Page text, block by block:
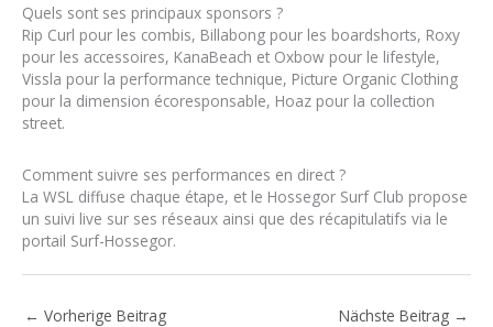
Quels sont ses principaux sponsors ?
Rip Curl pour les combis, Billabong pour les boardshorts, Roxy
pour les accessoires, KanaBeach et Oxbow pour le lifestyle,
Vissla pour la performance technique, Picture Organic Clothing
pour la dimension écoresponsable, Hoaz pour la collection
street.
Comment suivre ses performances en direct ?
La WSL diffuse chaque étape, et le Hossegor Surf Club propose
un suivi live sur ses réseaux ainsi que des récapitulatifs via le
portail Surf-Hossegor.
← Vorherige Beitrag Nächste Beitrag →